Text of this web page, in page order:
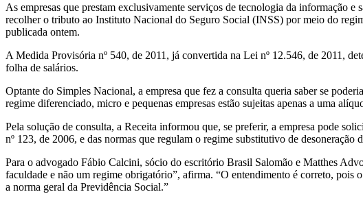
As empresas que prestam exclusivamente serviços de tecnologia da informação
recolher o tributo ao Instituto Nacional do Seguro Social (INSS) por meio do
publicada ontem.
A Medida Provisória nº 540, de 2011, já convertida na Lei nº 12.546, de 2011,
folha de salários.
Optante do Simples Nacional, a empresa que fez a consulta queria saber se
regime diferenciado, micro e pequenas empresas estão sujeitas apenas a uma
Pela solução de consulta, a Receita informou que, se preferir, a empresa pode
nº 123, de 2006, e das normas que regulam o regime substitutivo de desoneração
Para o advogado Fábio Calcini, sócio do escritório Brasil Salomão e Matthes
faculdade e não um regime obrigatório”, afirma. “O entendimento é correto, pois
a norma geral da Previdência Social.”